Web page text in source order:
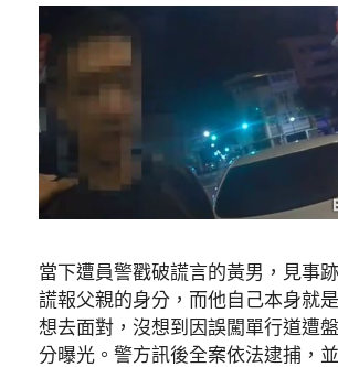
當下遭員警戳破謊言的黃男，見事
謊報父親的身分，而他自己本身就
想去面對，沒想到因誤闖單行道遭
分曝光。警方訊後全案依法逮捕，